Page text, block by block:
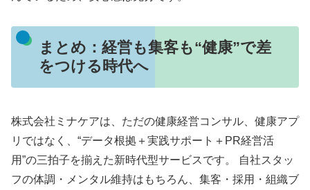
まとめ：経営も集客も“健康”で差
をつける時代へ
株式会社ミナケアは、ただの健康経営コンサル、健康アプ
リではなく、“データ根拠＋実践サポート＋PR経営活
用”の三拍子を揃えた新時代型サービスです。 自社スタッ
フの体調・メンタル維持はもちろん、集客・採用・組織ブ